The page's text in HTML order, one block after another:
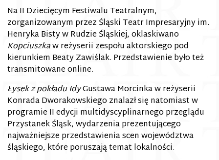
Na II Dziecięcym Festiwalu Teatralnym,
zorganizowanym przez Śląski Teatr Impresaryjny im.
Henryka Bisty w Rudzie Śląskiej, oklaskiwano
Kopciuszkaw reżyserii zespołu aktorskiego pod
kierunkiem Beaty Zawiślak. Przedstawienie było też
transmitowane online.
Łysek z pokładu IdyGustawa Morcinka w reżyserii
Konrada Dworakowskiego znalazł się natomiast w
programie II edycji multidyscyplinarnego przeglądu
Przystanek Śląsk, wydarzenia prezentującego
najważniejsze przedstawienia scen województwa
śląskiego, które poruszają temat lokalności.